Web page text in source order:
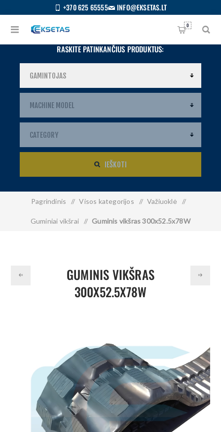
+370 625 65555 INFO@EKSETAS.LT
0
RASKITE PATINKANČIUS PRODUKTUS:
IEŠKOTI
Pagrindinis / Visos kategorijos / Važiuoklė /
Guminiai vikšrai / Guminis vikšras 300x52.5x78W
GUMINIS VIKŠRAS
300X52.5X78W